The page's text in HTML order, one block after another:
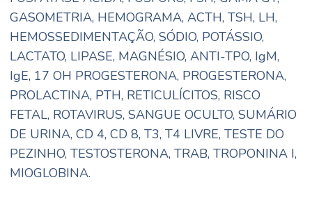
GASOMETRIA, HEMOGRAMA, ACTH, TSH, LH,
HEMOSSEDIMENTAÇÃO, SÓDIO, POTÁSSIO,
LACTATO, LIPASE, MAGNÉSIO, ANTI-TPO, IgM,
IgE, 17 OH PROGESTERONA, PROGESTERONA,
PROLACTINA, PTH, RETICULÍCITOS, RISCO
FETAL, ROTAVIRUS, SANGUE OCULTO, SUMÁRIO
DE URINA, CD 4, CD 8, T3, T4 LIVRE, TESTE DO
PEZINHO, TESTOSTERONA, TRAB, TROPONINA I,
MIOGLOBINA.